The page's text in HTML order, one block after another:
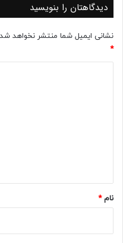
دیدگاهتان را بنویسید
نشانی ایمیل شما منتشر نخواهد
*
نام*